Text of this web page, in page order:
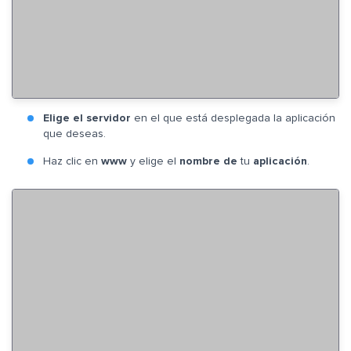
Elige el servidor en el que está desplegada la aplicación
que deseas.
Haz clic en www y elige el nombre de tu aplicación.